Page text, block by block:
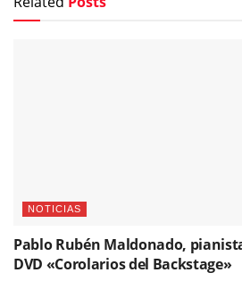
NOTICIAS
Pablo Rubén Maldonado,
DVD «Corolarios del Backstage»